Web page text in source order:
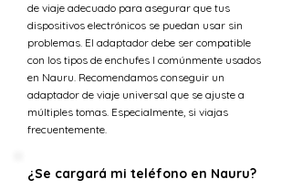
de viaje adecuado para asegurar que tus
dispositivos electrónicos se puedan usar sin
problemas. El adaptador debe ser compatible
con los tipos de enchufes I comúnmente usados
en Nauru. Recomendamos conseguir un
adaptador de viaje universal que se ajuste a
múltiples tomas. Especialmente, si viajas
frecuentemente.
¿Se cargará mi teléfono en Nauru?